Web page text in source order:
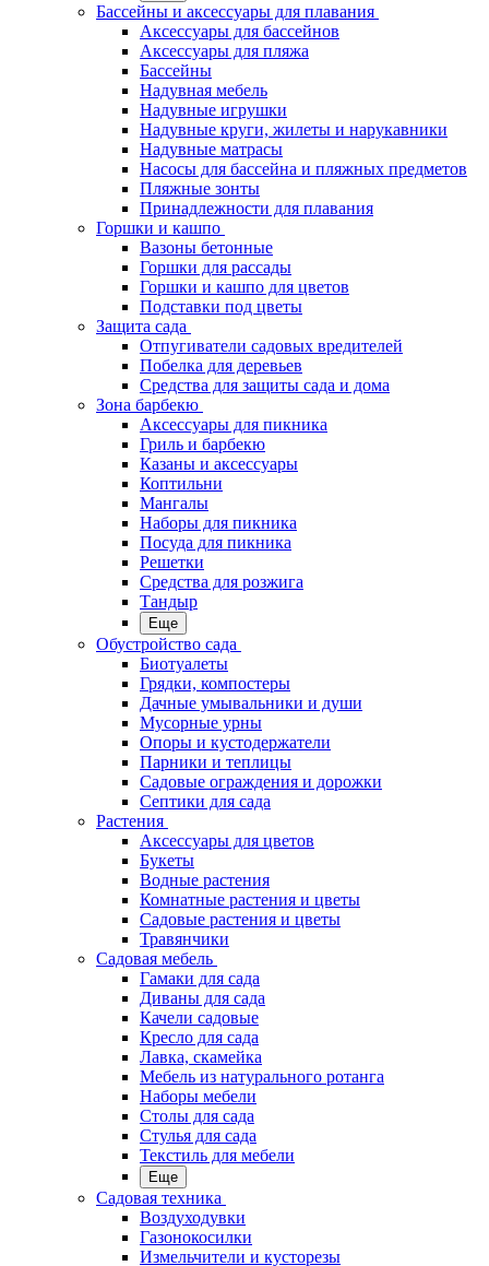
Бассейны и аксессуары для плавания
Аксессуары для бассейнов
Аксессуары для пляжа
Бассейны
Надувная мебель
Надувные игрушки
Надувные круги, жилеты и нарукавники
Надувные матрасы
Насосы для бассейна и пляжных предметов
Пляжные зонты
Принадлежности для плавания
Горшки и кашпо
Вазоны бетонные
Горшки для рассады
Горшки и кашпо для цветов
Подставки под цветы
Защита сада
Отпугиватели садовых вредителей
Побелка для деревьев
Средства для защиты сада и дома
Зона барбекю
Аксессуары для пикника
Гриль и барбекю
Казаны и аксессуары
Коптильни
Мангалы
Наборы для пикника
Посуда для пикника
Решетки
Средства для розжига
Тандыр
Еще
Обустройство сада
Биотуалеты
Грядки, компостеры
Дачные умывальники и души
Мусорные урны
Опоры и кустодержатели
Парники и теплицы
Садовые ограждения и дорожки
Септики для сада
Растения
Аксессуары для цветов
Букеты
Водные растения
Комнатные растения и цветы
Садовые растения и цветы
Травянчики
Садовая мебель
Гамаки для сада
Диваны для сада
Качели садовые
Кресло для сада
Лавка, скамейка
Мебель из натурального ротанга
Наборы мебели
Столы для сада
Стулья для сада
Текстиль для мебели
Еще
Садовая техника
Воздуходувки
Газонокосилки
Измельчители и кусторезы